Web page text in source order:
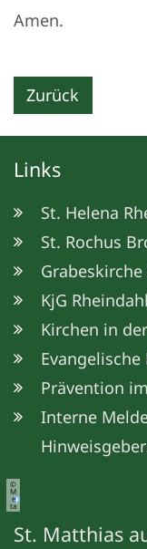
Amen.
Zurück
Links
St. Helena
St. Rochus
KjG
Kirchen in
Prävention
Interne
©
M
e
ta
St. Matthias